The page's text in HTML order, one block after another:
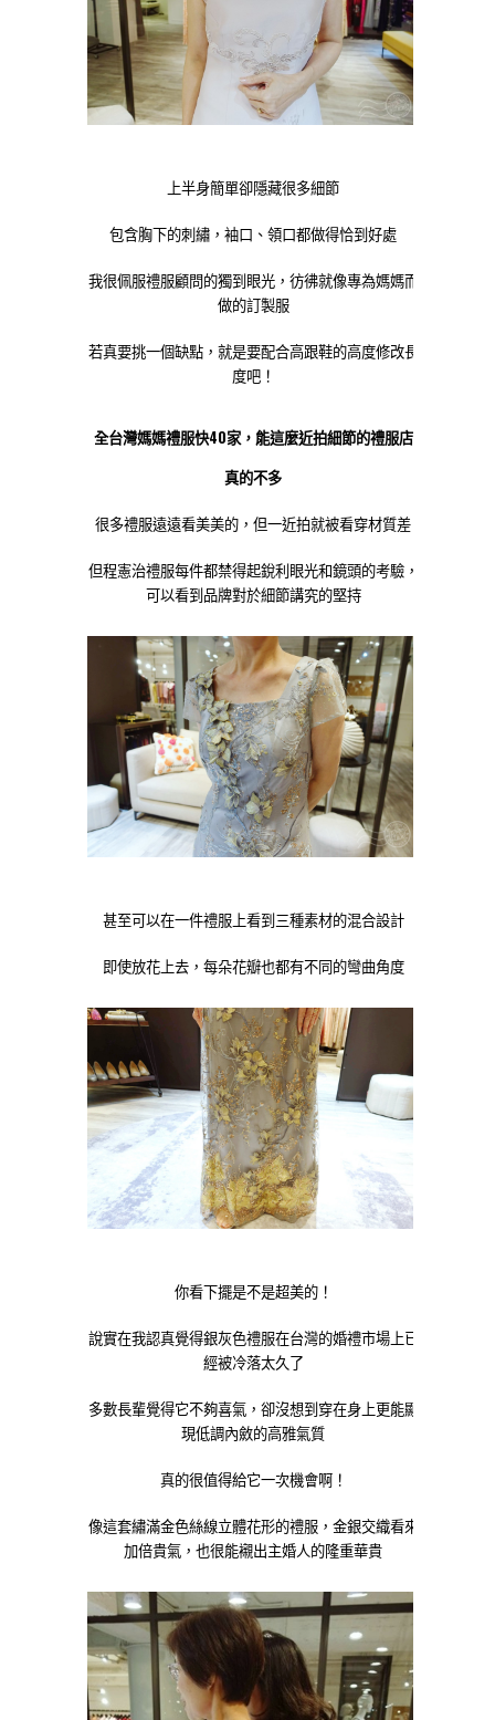
上半身簡單卻隱藏很多細節
包含胸下的刺繡，袖口、領口都做得恰到好處
我很佩服禮服顧問的獨到眼光，彷彿就像專為媽媽而
做的訂製服
若真要挑一個缺點，就是要配合高跟鞋的高度修改長
度吧！
全台灣媽媽禮服快40家，能這麼近拍細節的禮服店
真的不多
很多禮服遠遠看美美的，但一近拍就被看穿材質差
但程憲治禮服每件都禁得起銳利眼光和鏡頭的考驗，
可以看到品牌對於細節講究的堅持
甚至可以在一件禮服上看到三種素材的混合設計
即使放花上去，每朵花瓣也都有不同的彎曲角度
你看下擺是不是超美的！
說實在我認真覺得銀灰色禮服在台灣的婚禮市場上已
經被冷落太久了
多數長輩覺得它不夠喜氣，卻沒想到穿在身上更能顯
現低調內斂的高雅氣質
真的很值得給它一次機會啊！
像這套繡滿金色絲線立體花形的禮服，金銀交織看來
加倍貴氣，也很能襯出主婚人的隆重華貴